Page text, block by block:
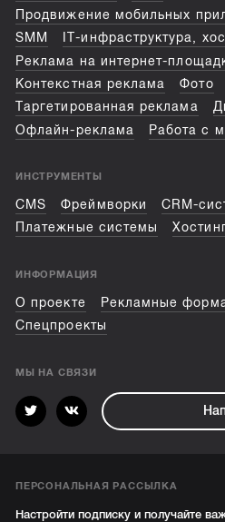
Продвижение мобильных
SMM
IT-инфраструктура,
Реклама на интернет-
Контекстная реклама
Фото
Таргетированная реклама
Офлайн-реклама
Работа с
ИНСТРУМЕНТЫ
CMS Фреймворки
CRM-
Платежные системы
ИНФОРМАЦИЯ
О проекте Рекламные
Спецпроекты
МЫ НА СВЯЗИ
ПЕРСОНАЛЬНАЯ РАССЫЛКА
Настройти подписку и получайте